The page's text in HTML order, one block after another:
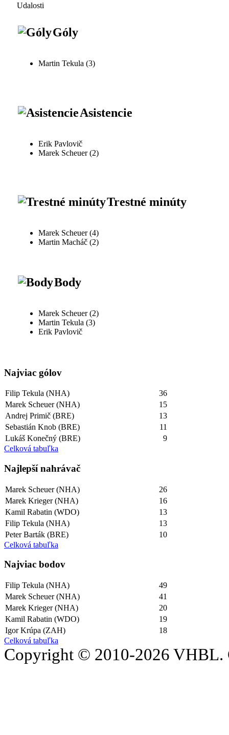
Udalosti
Góly
Martin Tekula (3)
Asistencie
Erik Pavlovič
Marek Scheuer (2)
Trestné minúty
Marek Scheuer (4)
Martin Macháč (2)
Body
Marek Scheuer (2)
Martin Tekula (3)
Erik Pavlovič
Najviac gólov
Filip Tekula (NHA)
36
Marek Scheuer (NHA)
15
Andrej Primič (BRE)
13
Sebastián Knob (BRE)
11
Lukáš Konečný (BRE)
9
Celková tabuľka
Najlepší­ nahrávač
Marek Scheuer (NHA)
26
Marek Krieger (NHA)
16
Kamil Rabatin (WDO)
13
Filip Tekula (NHA)
13
Peter Barták (BRE)
10
Celková tabuľka
Najviac bodov
Filip Tekula (NHA)
49
Marek Scheuer (NHA)
41
Marek Krieger (NHA)
20
Kamil Rabatin (WDO)
19
Igor Krúpa (ZAH)
18
Celková tabuľka
Copyright © 2010-2026 VHBL.